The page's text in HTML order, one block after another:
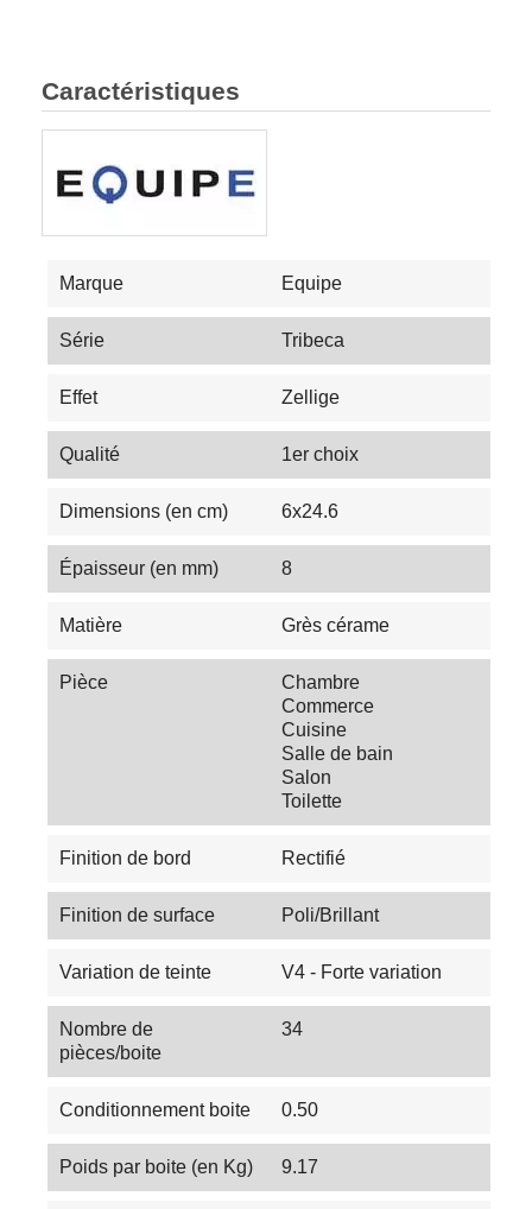
Caractéristiques
Marque Equipe
Série Tribeca
Effet Zellige
Qualité 1er choix
Dimensions (en cm) 6x24.6
Épaisseur (en mm) 8
Matière Grès cérame
Pièce
Chambre
Commerce
Cuisine
Salle de bain
Salon
Toilette
Finition de bord Rectifié
Finition de surface Poli/Brillant
Variation de teinte V4 - Forte variation
Nombre de
pièces/boite
34
Conditionnement boite 0.50
Poids par boite (en Kg) 9.17